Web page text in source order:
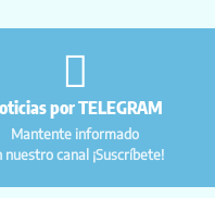
por TELEGRAM
Mantente informado
nuestro canal ¡Suscríbete!